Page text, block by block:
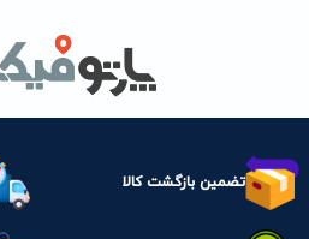
تضمین بازگشت کالا